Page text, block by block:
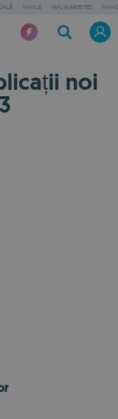
MANUS MALWAREBYTES
noi